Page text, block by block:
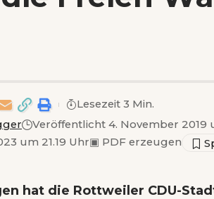
Veröffentlicht 4. November 2019
um 21.19 Uhr▣ PDF erzeugen
Lesezeit 3 Min.
hat die Rottweiler CDU-